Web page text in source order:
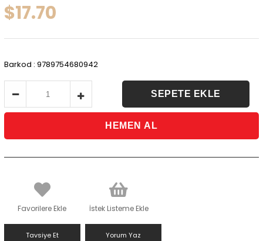
$17.70
Barkod : 9789754680942
Favorilere Ekle İstek Listeme Ekle
Tavsiye Et Yorum Yaz